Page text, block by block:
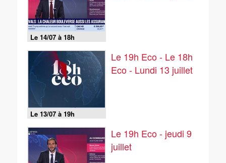
Le 14/07 à 18h
Le 13/07 à 19h
Le 19h Eco - Le 18h
Eco - Lundi 13 juillet
Le 19h Eco - jeudi 9
juillet